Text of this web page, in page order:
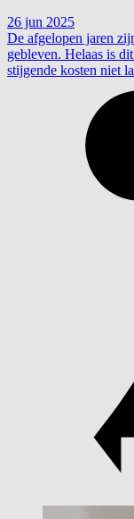
26 jun 2025
De afgelopen jaren
gebleven. Helaas is
stijgende kosten niet